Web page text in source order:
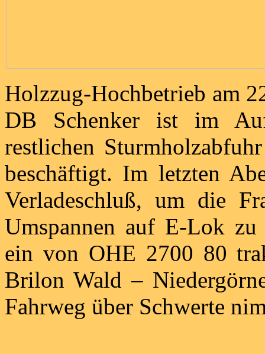
Holzzug-Hochbetrieb am
DB Schenker ist im
restlichen
beschäftigt. Im letzten
Verladeschluß, um die
Umspannen auf E-Lok
ein von OHE 2700 80
Brilon Wald –
Fahrweg über Schwerte